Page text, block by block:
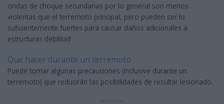
ondas de choque secundarias por lo general son menos
violentas que el terremoto principal, pero pueden ser lo
suficientemente fuertes para causar daños adicionales a
estructuras debilitad
Que hacer durante un terremoto
Puede tomar algunas precauciones (inclusive durante un
terremoto) que reducirán las posibilidades de resultar lesionado.